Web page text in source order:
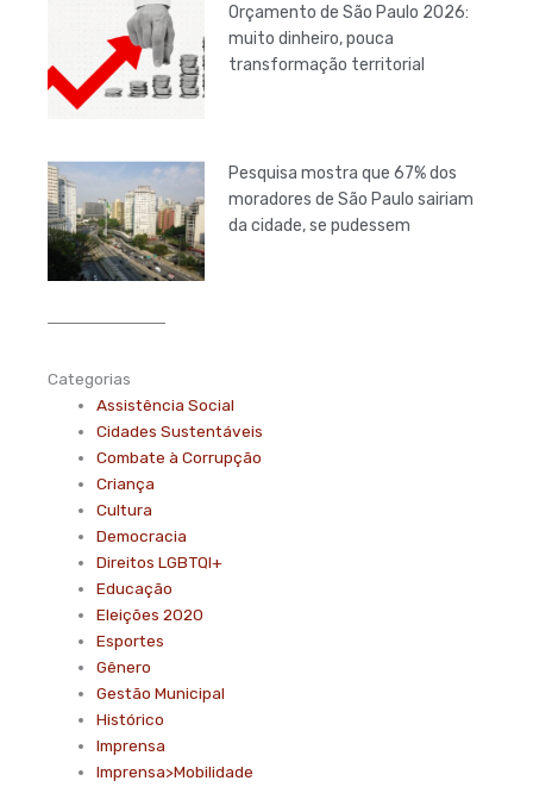
Orçamento de São Paulo 2026:
muito dinheiro, pouca
transformação territorial
Pesquisa mostra que 67% dos
moradores de São Paulo sairiam
da cidade, se pudessem
Categorias
Assistência Social
Cidades Sustentáveis
Combate à Corrupção
Criança
Cultura
Democracia
Direitos LGBTQI+
Educação
Eleições 2020
Esportes
Gênero
Gestão Municipal
Histórico
Imprensa
Imprensa>Mobilidade